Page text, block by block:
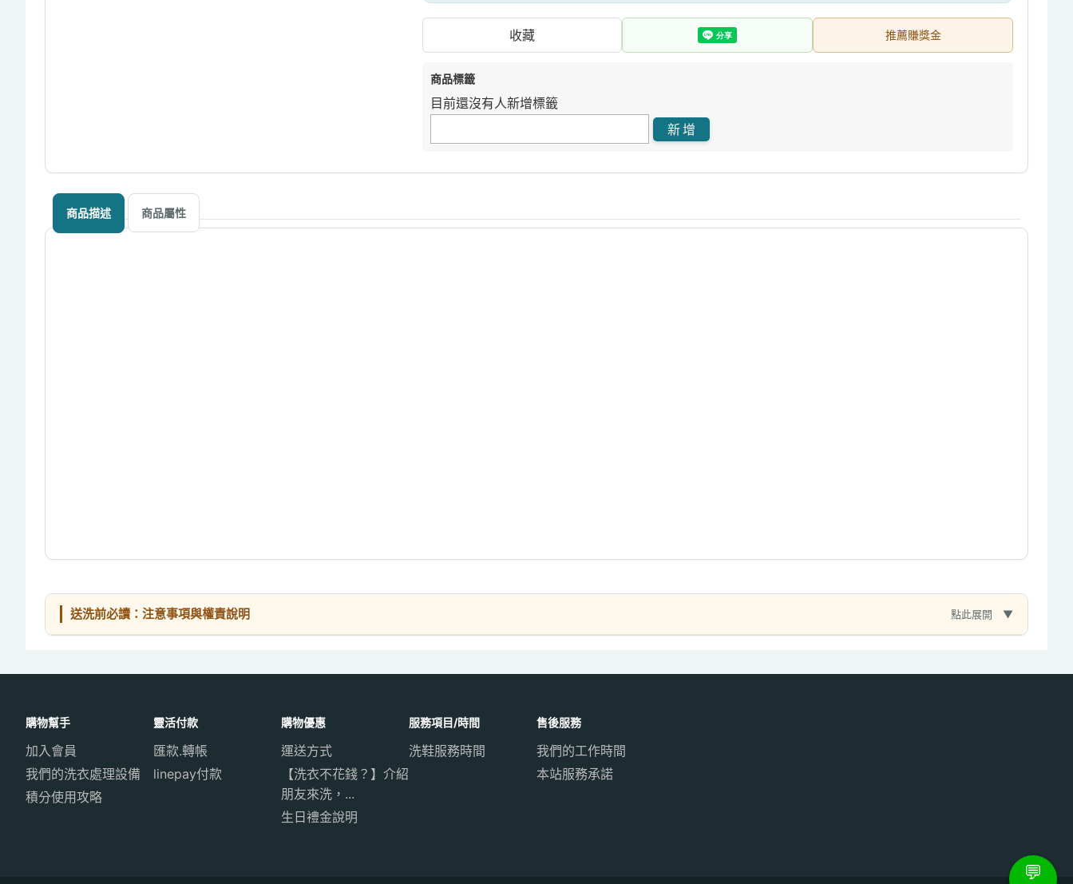
收藏 推薦賺獎金
商品標籤
目前還沒有人新增標籤
商品描述 商品屬性
送洗前必讀：注意事項與權責說明 點此展開
購物幫手
加入會員
我們的洗衣處理設備
積分使用攻略
靈活付款
匯款.轉帳
linepay付款
購物優惠
運送方式
【洗衣不花錢？】介紹
朋友來洗，...
生日禮金說明
服務項目/時間
洗鞋服務時間
售後服務
我們的工作時間
本站服務承諾
💬